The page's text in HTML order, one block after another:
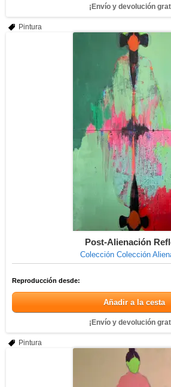
¡Envío y devolución
Pintura
Post-Alienación
Colección Colección
Reproducción desde:
Añadir a la cesta
¡Envío y devolución
Pintura